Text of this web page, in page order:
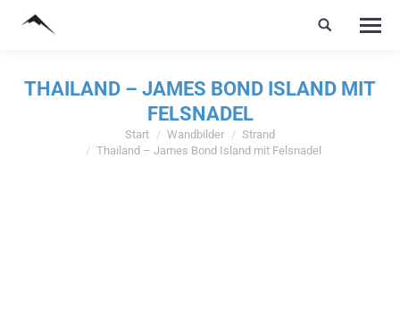
THAILAND – JAMES BOND ISLAND MIT
FELSNADEL
Sie befinden sich hier:
Start Wandbilder
Strand
Thailand – James Bond Island mit Felsnadel